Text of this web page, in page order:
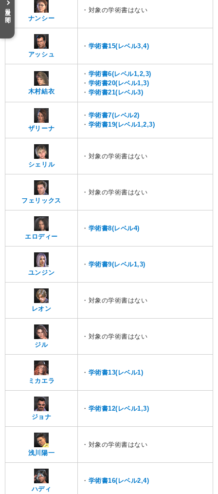
ナンシー
・対象の学術書はない
アッシュ
・ 学術書15(レベル3,4)
木村結衣
・ 学術書6(レベル1,2,3)
・ 学術書20(レベル1,3)
・ 学術書21(レベル3)
ザリーナ
・ 学術書7(レベル2)
・ 学術書19(レベル1,2,3)
シェリル
・対象の学術書はない
フェリックス
・対象の学術書はない
エロディー
・ 学術書8(レベル4)
ユンジン
・ 学術書9(レベル1,3)
レオン
・対象の学術書はない
ジル
・対象の学術書はない
ミカエラ
・ 学術書13(レベル1)
ジョナ
・ 学術書12(レベル1,3)
浅川陽一
・対象の学術書はない
ハディ
・ 学術書16(レベル2,4)
目次を開く